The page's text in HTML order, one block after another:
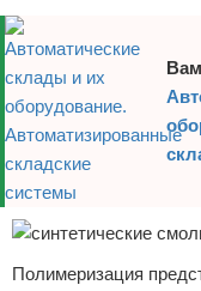
Полимеризация